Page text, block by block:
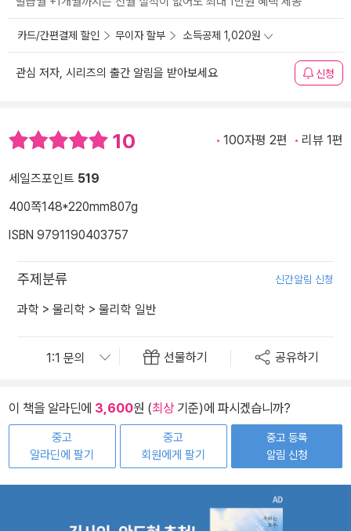
카드/간편결제 할인 무이자 할부 소득공제 1,020원
관심 저자, 시리즈의 출간 알림을 받아보세요 신청
10 100자평 2편 리뷰 1편
세일즈포인트 519
400쪽148*220mm807g
ISBN 9791190403757
주제분류 신간알림 신청
과학 > 물리학 > 물리학 일반
선물하기 공유하기
이 책을 알라딘에 3,600원 (최상기준)에 파시겠습니까?
중고
알라딘에 팔기
중고
회원에게 팔기
중고 등록
알림 신청